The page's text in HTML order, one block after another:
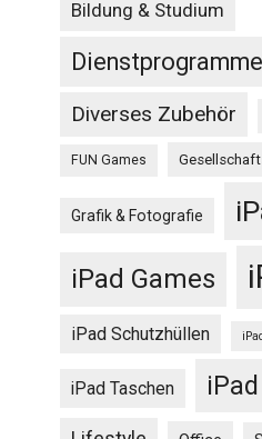
Bildung & Studium
Dienstprogramme
Diverses Zubehör
FUN Games
Grafik & Fotografie
iPad Games
iPad Schutzhüllen
iPad Taschen